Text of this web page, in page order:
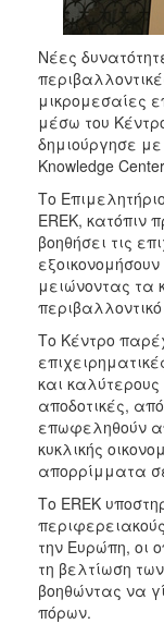
Νέες
μικρομεσαίες
μέσω του
δημιούργησε
Knowledge
Το
EREK, κατόπιν
βοηθήσει τις
μειώνοντας τα
Το Κέντρο
και
αποδοτικές,
επωφεληθούν
κυκλικής
απορρίμματα
Το EREK
την Ευρώπη, οι
τη βελτίωση
βοηθώντας να
πόρων.